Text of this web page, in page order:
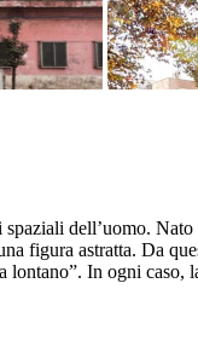
dell’uomo.
figura astratta. Da
In ogni